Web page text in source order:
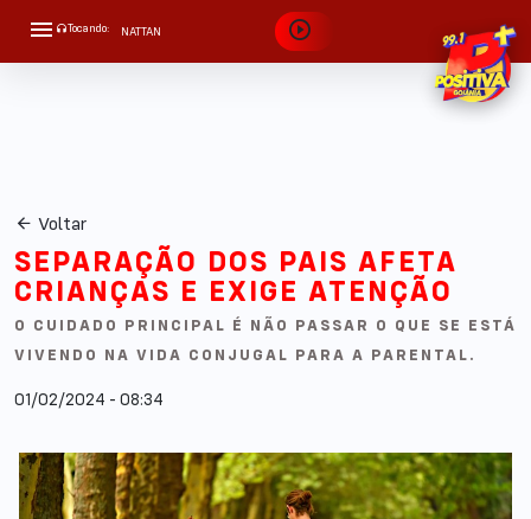
Tocando:
NATTAN
Voltar
SEPARAÇÃO DOS PAIS AFETA
CRIANÇAS E EXIGE ATENÇÃO
O CUIDADO PRINCIPAL É NÃO PASSAR O QUE SE ESTÁ
VIVENDO NA VIDA CONJUGAL PARA A PARENTAL.
01/02/2024 - 08:34